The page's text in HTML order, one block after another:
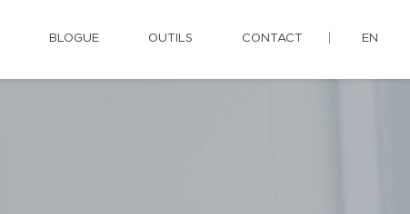
BLOGUE OUTILS CONTACT EN